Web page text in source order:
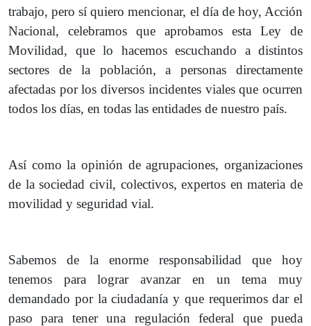
trabajo, pero sí quiero mencionar, el día de hoy, Acción
Nacional, celebramos que aprobamos esta Ley de
Movilidad, que lo hacemos escuchando a distintos
sectores de la población, a personas directamente
afectadas por los diversos incidentes viales que ocurren
todos los días, en todas las entidades de nuestro país.
Así como la opinión de agrupaciones, organizaciones
de la sociedad civil, colectivos, expertos en materia de
movilidad y seguridad vial.
Sabemos de la enorme responsabilidad que hoy
tenemos para lograr avanzar en un tema muy
demandado por la ciudadanía y que requerimos dar el
paso para tener una regulación federal que pueda